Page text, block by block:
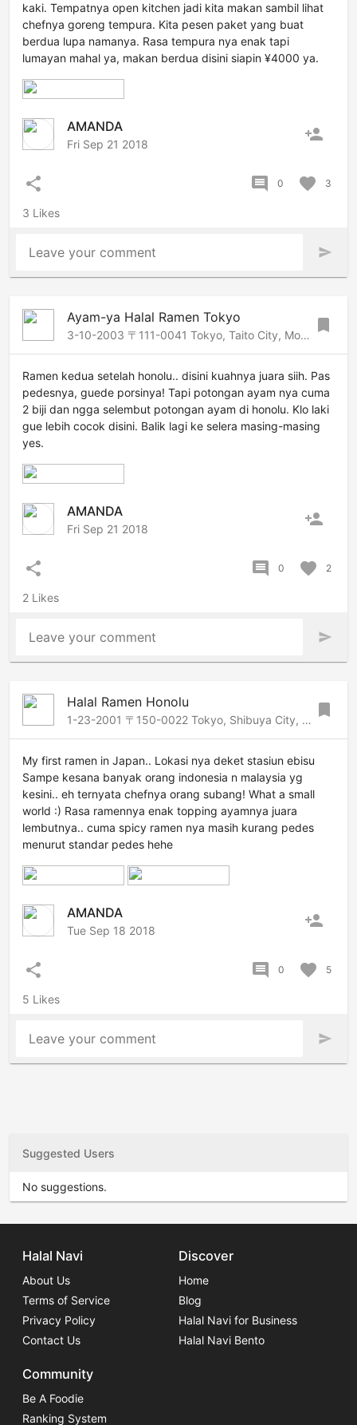
kaki. Tempatnya open kitchen jadi kita makan sambil lihat
chefnya goreng tempura. Kita pesen paket yang buat
berdua lupa namanya. Rasa tempura nya enak tapi
lumayan mahal ya, makan berdua disini siapin ¥4000 ya.
AMANDA
Fri Sep 21 2018 person_add
share comment 0 favorite 3
3 Likes
Leave your comment send
Ayam-ya Halal Ramen Tokyo
3-10-2003 〒111-0041 Tokyo, Taito City, Motoasakusa, 3 Chome−10−3 シャトー元浅草, 3, Asakusa-Ueno, Tokyo, 111-0041 Japan bookmark
Ramen kedua setelah honolu.. disini kuahnya juara siih. Pas
pedesnya, guede porsinya! Tapi potongan ayam nya cuma
2 biji dan ngga selembut potongan ayam di honolu. Klo laki
gue lebih cocok disini. Balik lagi ke selera masing-masing
yes.
AMANDA
Fri Sep 21 2018 person_add
share comment 0 favorite 2
2 Likes
Leave your comment send
Halal Ramen Honolu
1-23-2001 〒150-0022 Tokyo, Shibuya City, Ebisuminami, 1 Chome−23−1 Abc亜米利加橋 1F, 1F America Bldg., Shibuya-Harajuku, Tokyo, 150-0022 Japan bookmark
My first ramen in Japan.. Lokasi nya deket stasiun ebisu
Sampe kesana banyak orang indonesia n malaysia yg
kesini.. eh ternyata chefnya orang subang! What a small
world :) Rasa ramennya enak topping ayamnya juara
lembutnya.. cuma spicy ramen nya masih kurang pedes
menurut standar pedes hehe
AMANDA
Tue Sep 18 2018 person_add
share comment 0 favorite 5
5 Likes
Leave your comment send
Suggested Users
No suggestions.
Halal Navi
About Us
Terms of Service
Privacy Policy
Contact Us
Discover
Home
Blog
Halal Navi for Business
Halal Navi Bento
Community
Be A Foodie
Ranking System